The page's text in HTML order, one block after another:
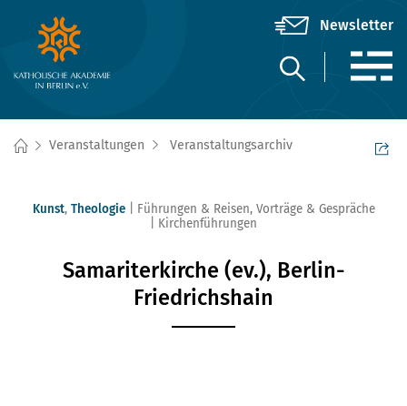
Veranstaltungen Veranstaltungsarchiv
Kunst, Theologie Führungen & Reisen, Vorträge & Gespräche
Kirchenführungen
Samariterkirche (ev.), Berlin-
Friedrichshain